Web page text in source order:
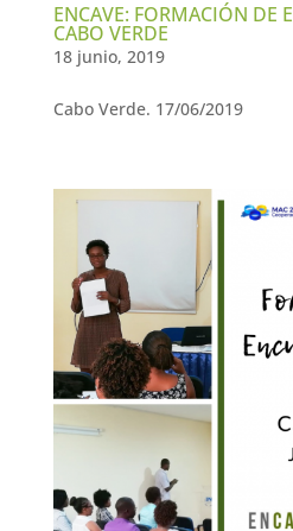
ENCAVE: FORMACIÓN DE
CABO VERDE
18 junio, 2019
Cabo Verde. 17/06/2019